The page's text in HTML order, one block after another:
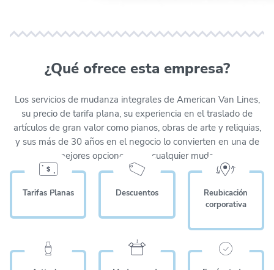
¿Qué ofrece esta empresa?
Los servicios de mudanza integrales de American Van Lines,
su precio de tarifa plana, su experiencia en el traslado de
artículos de gran valor como pianos, obras de arte y reliquias,
y sus más de 30 años en el negocio lo convierten en una de
las mejores opciones para cualquier mudanza.
Tarifas Planas Descuentos
Reubicación
corporativa